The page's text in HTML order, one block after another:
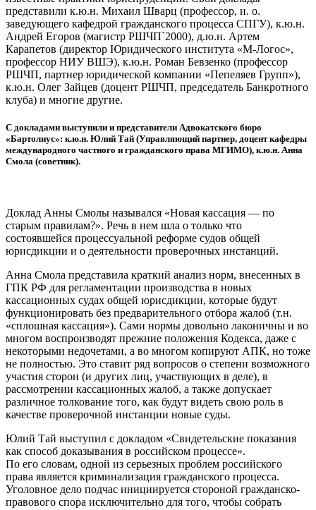
представили к.ю.н. Михаил Шварц (профессор, и. о.
заведующего кафедрой гражданского процесса СПГУ), к.ю.н.
Андрей Егоров (магистр РШЧП`2000), д.ю.н. Артем
Карапетов (директор Юридического института «М-Логос»,
профессор НИУ ВШЭ), к.ю.н. Роман Бевзенко (профессор
РШЧП, партнер юридической компании «Пепеляев Групп»),
к.ю.н. Олег Зайцев (доцент РШЧП, председатель Банкротного
клуба) и многие другие.
С докладами выступили и представители Адвокатского бюро
«Бартолиус»: к.ю.н. Юлий Тай (Управляющий партнер, доцент кафедры
международного частного и гражданского права МГИМО), к.ю.н. Анна
Смола (советник).
Доклад Анны Смолы назывался «Новая кассация — по
старым правилам?». Речь в нем шла о только что
состоявшейся процессуальной реформе судов общей
юрисдикции и о деятельности проверочных инстанций.
Анна Смола представила краткий анализ норм, внесенных в
ГПК РФ для регламентации производства в новых
кассационных судах общей юрисдикции, которые будут
функционировать без предварительного отбора жалоб (т.н.
«сплошная кассация»). Сами нормы довольно лаконичны и во
многом воспроизводят прежние положения Кодекса, даже с
некоторыми недочетами, а во многом копируют АПК, но тоже
не полностью. Это ставит ряд вопросов о степени возможного
участия сторон (и других лиц, участвующих в деле), в
рассмотрении кассационных жалоб, а также допускает
различное толкование того, как будут видеть свою роль в
качестве проверочной инстанции новые суды.
Юлий Тай выступил с докладом «Свидетельские показания
как способ доказывания в российском процессе».
По его словам, одной из серьезных проблем российского
права является криминализация гражданского процесса.
Уголовное дело подчас инициируется стороной гражданско-
правового спора исключительно для того, чтобы собрать